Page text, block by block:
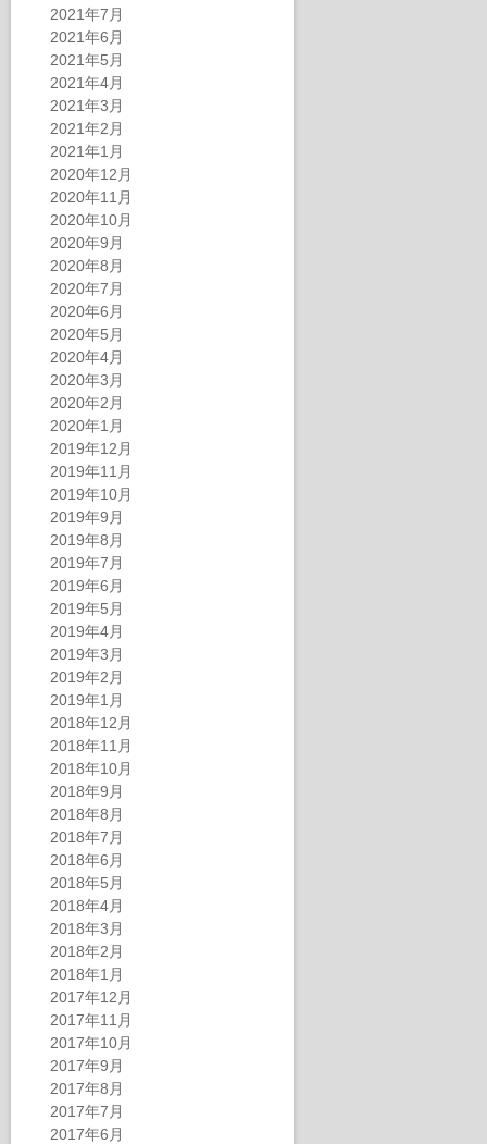
2021年7月
2021年6月
2021年5月
2021年4月
2021年3月
2021年2月
2021年1月
2020年12月
2020年11月
2020年10月
2020年9月
2020年8月
2020年7月
2020年6月
2020年5月
2020年4月
2020年3月
2020年2月
2020年1月
2019年12月
2019年11月
2019年10月
2019年9月
2019年8月
2019年7月
2019年6月
2019年5月
2019年4月
2019年3月
2019年2月
2019年1月
2018年12月
2018年11月
2018年10月
2018年9月
2018年8月
2018年7月
2018年6月
2018年5月
2018年4月
2018年3月
2018年2月
2018年1月
2017年12月
2017年11月
2017年10月
2017年9月
2017年8月
2017年7月
2017年6月